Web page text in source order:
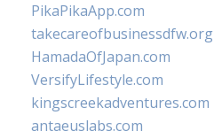
PikaPikaApp.com
takecareofbusinessdfw.org
HamadaOfJapan.com
VersifyLifestyle.com
kingscreekadventures.com
antaeuslabs.com